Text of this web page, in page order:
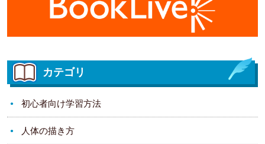
カテゴリ
初心者向け学習方法
人体の描き方